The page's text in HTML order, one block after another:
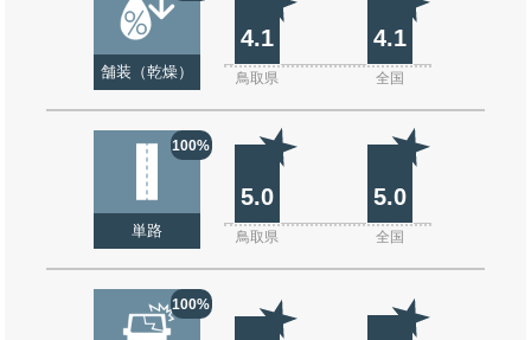
舗装（乾燥）
4.1 4.1
鳥取県 全国
100%
単路
5.0 5.0
鳥取県 全国
100%